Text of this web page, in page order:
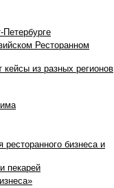
Ресторанном
из разных регионов
бизнеса и
пекарей